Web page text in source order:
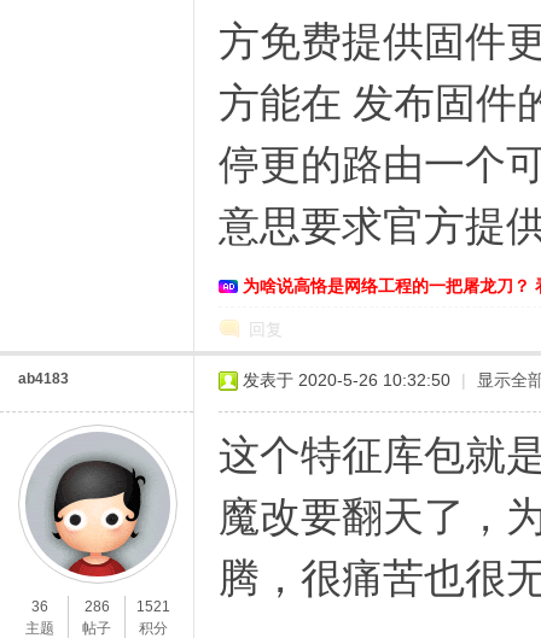
方免费提供固件
方能在 发布固件
停更的路由一个
意思要求官方提
为啥说高恪是网络工程的一把屠龙刀？
回复
ab4183
36
主题
286
帖子
1521
积分
发表于 2020-5-26 10:32:50 | 显示全
这个特征库包就
魔改要翻天了，
腾，很痛苦也很